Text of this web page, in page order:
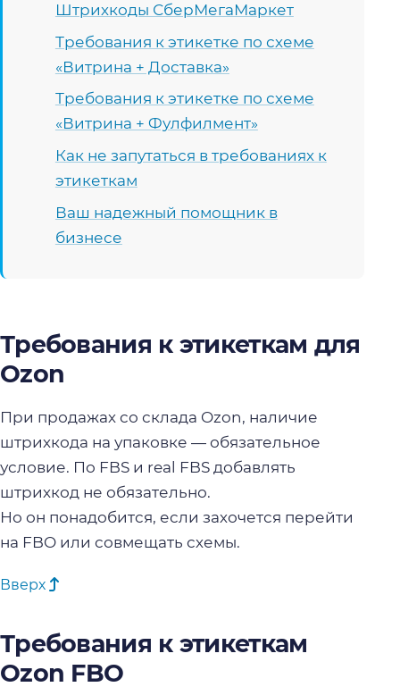
Штрихкоды СберМегаМаркет
Требования к этикетке по схеме
«Витрина + Доставка»
Требования к этикетке по схеме
«Витрина + Фулфилмент»
Как не запутаться в требованиях к
этикеткам
Ваш надежный помощник в
бизнесе
Требования к этикеткам для
Ozon
При продажах со склада Ozon, наличие
штрихкода на упаковке — обязательное
условие. По FBS и real FBS добавлять
штрихкод не обязательно.
Но он понадобится, если захочется перейти
на FBO или совмещать схемы.
Вверх
Требования к этикеткам
Ozon FBO